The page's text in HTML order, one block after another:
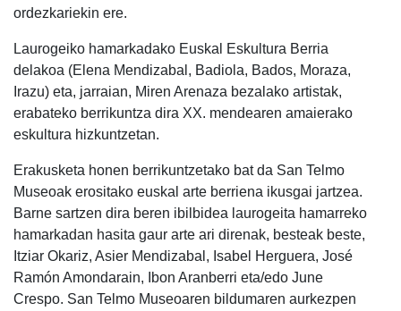
ordezkariekin ere.
Laurogeiko hamarkadako Euskal Eskultura Berria
delakoa (Elena Mendizabal, Badiola, Bados, Moraza,
Irazu) eta, jarraian, Miren Arenaza bezalako artistak,
erabateko berrikuntza dira XX. mendearen amaierako
eskultura hizkuntzetan.
Erakusketa honen berrikuntzetako bat da San Telmo
Museoak erositako euskal arte berriena ikusgai jartzea.
Barne sartzen dira beren ibilbidea laurogeita hamarreko
hamarkadan hasita gaur arte ari direnak, besteak beste,
Itziar Okariz, Asier Mendizabal, Isabel Herguera, José
Ramón Amondarain, Ibon Aranberri eta/edo June
Crespo. San Telmo Museoaren bildumaren aurkezpen